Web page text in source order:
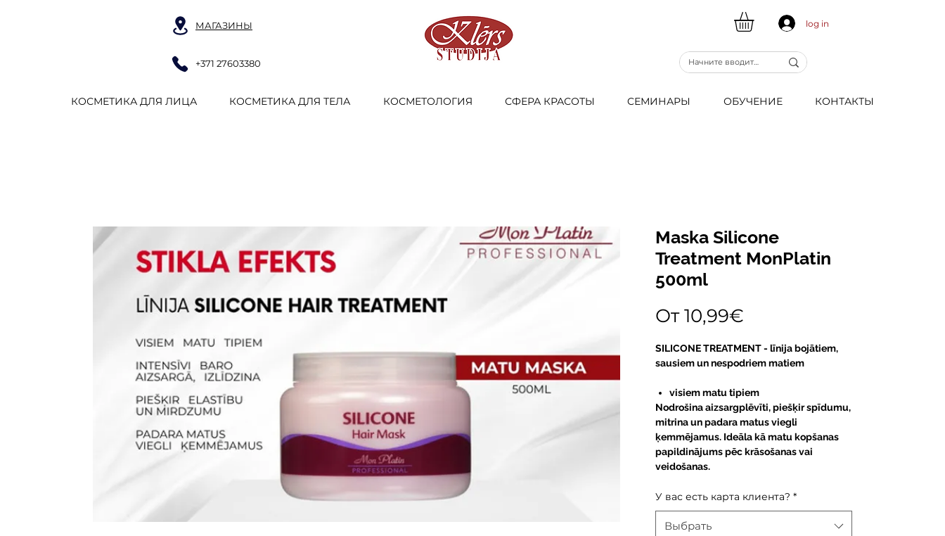
МАГАЗИНЫ
+371 27603380
log in
КОСМЕТИКА ДЛЯ ЛИЦА КОСМЕТИКА ДЛЯ ТЕЛА КОСМЕТОЛОГИЯ СФЕРА КРАСОТЫ CЕМИНАРЫ ОБУЧЕНИЕ КОНТАКТЫ
Maska Silicone
Treatment MonPlatin
500ml
От10,99€
SILICONE TREATMENT - līnija bojātiem,
sausiem un nespodriem matiem
visiem matu tipiem
Nodrošina aizsargplēvīti, piešķir spīdumu,
mitrina un padara matus viegli
ķemmējamus. Ideāla kā matu kopšanas
papildinājums pēc krāsošanas vai
veidošanas.
У вас есть карта клиента? *
Выбрать